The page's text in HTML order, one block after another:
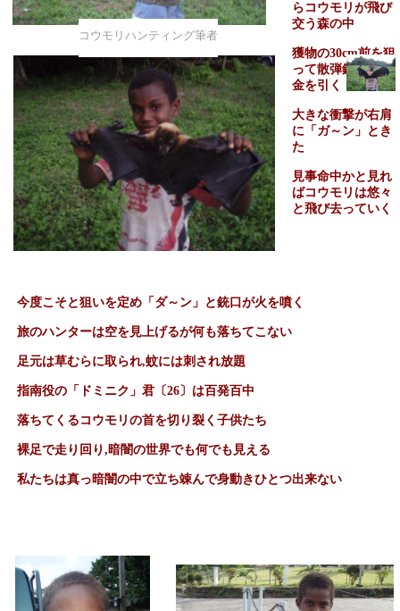
コウモリハンティング筆者
今度こそと狙いを定め「ダ～ン」と銃口が火を噴く
旅のハンターは空を見上げるが何も落ちてこない
足元は草むらに取られ,蚊には刺され放題
指南役の「ドミニク」君〔26〕は百発百中
落ちてくるコウモリの首を切り裂く子供たち
裸足で走り回り ,暗闇の世界でも何でも見える
私たちは真っ暗闇の中で立ち竦んで身動きひとつ出来ない
らコウモリが飛び
交う森の中
獲物の30cm前を狙
って散弾銃の引き
金を引く
大きな衝撃が右肩
に「ガ～ン」とき
た
見事命中かと見れ
ばコウモリは悠々
と飛び去っていく